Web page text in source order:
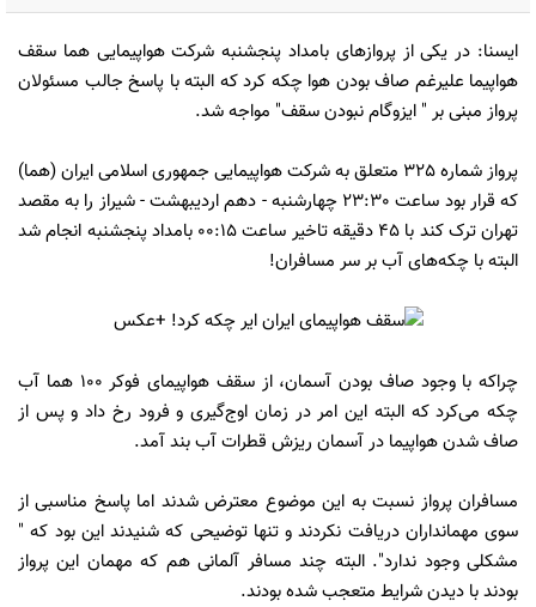
ایسنا: در یکی از پروازهای بامداد پنجشنبه شرکت هواپیمایی هما سقف
هواپیما علیرغم صاف بودن هوا چکه کرد که البته با پاسخ جالب مسئولان
پرواز مبنی بر " ایزوگام نبودن سقف" مواجه شد.
پرواز شماره 325 متعلق به شرکت هواپیمایی جمهوری اسلامی ایران (هما)
که قرار بود ساعت 23:30 چهارشنبه - دهم اردیبهشت - شیراز را به مقصد
تهران ترک کند با 45 دقیقه تاخیر ساعت 00:15 بامداد پنجشنبه انجام شد
البته با چکه‌های آب بر سر مسافران!
چراکه با وجود صاف بودن آسمان، از سقف هواپیمای فوکر 100 هما آب
چکه می‌کرد که البته این امر در زمان اوج‌گیری و فرود رخ داد و پس از
صاف شدن هواپیما در آسمان ریزش قطرات آب بند آمد.
مسافران پرواز نسبت به این موضوع معترض شدند اما پاسخ مناسبی از
سوی مهمانداران دریافت نکردند و تنها توضیحی که شنیدند این بود که "
مشکلی وجود ندارد". البته چند مسافر آلمانی هم که مهمان این پرواز
بودند با دیدن شرایط متعجب شده بودند.